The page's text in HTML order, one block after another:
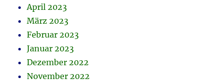
April 2023
März 2023
Februar 2023
Januar 2023
Dezember 2022
November 2022